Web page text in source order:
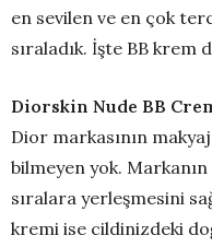
en sevilen ve en çok
sıraladık. İşte BB krem
Diorskin Nude BB
Dior markasının
bilmeyen yok.
sıralara yerleşmesini
kremi ise cildinizdeki